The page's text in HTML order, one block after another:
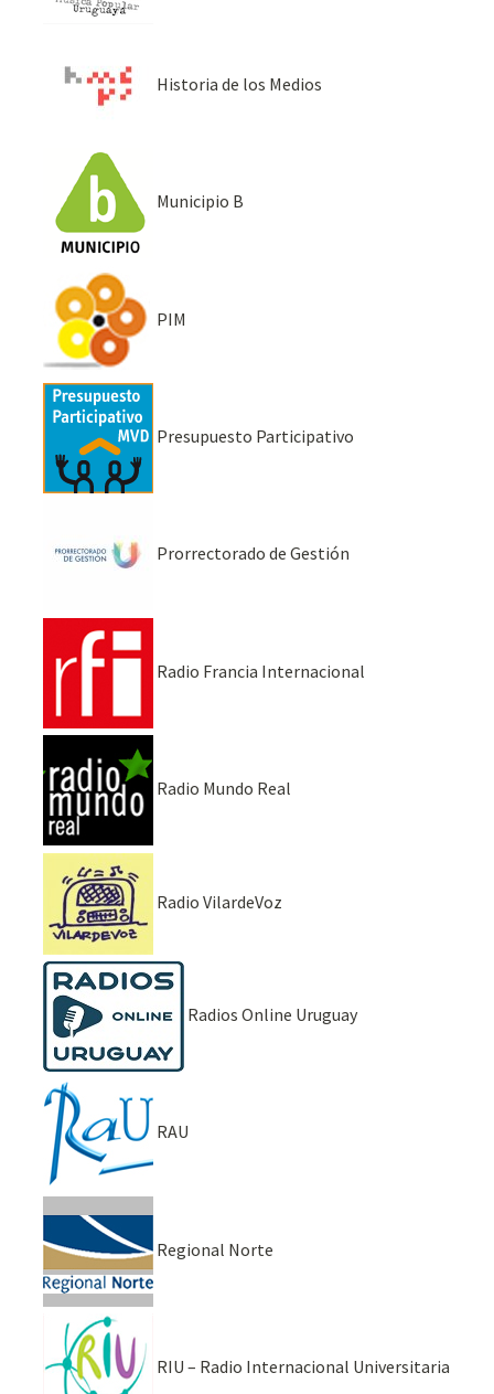
Historia de los Medios
Municipio B
PIM
Presupuesto Participativo
Prorrectorado de Gestión
Radio Francia Internacional
Radio Mundo Real
Radio VilardeVoz
Radios Online Uruguay
RAU
Regional Norte
RIU – Radio Internacional Universitaria